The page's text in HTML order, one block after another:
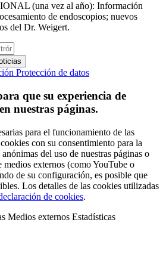
(una vez al año): Información
de endoscopios; nuevos
del Dr. Weigert.
Protección de datos
que su experiencia de
nuestras páginas.
para el funcionamiento de las
con su consentimiento para la
del uso de nuestras páginas o
medios externos (como YouTube o
de su configuración, es posible que
Los detalles de las cookies utilizadas
de cookies.
Medios externos Estadísticas